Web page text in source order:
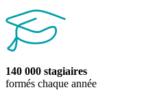
140 000 stagiaires
formés chaque année